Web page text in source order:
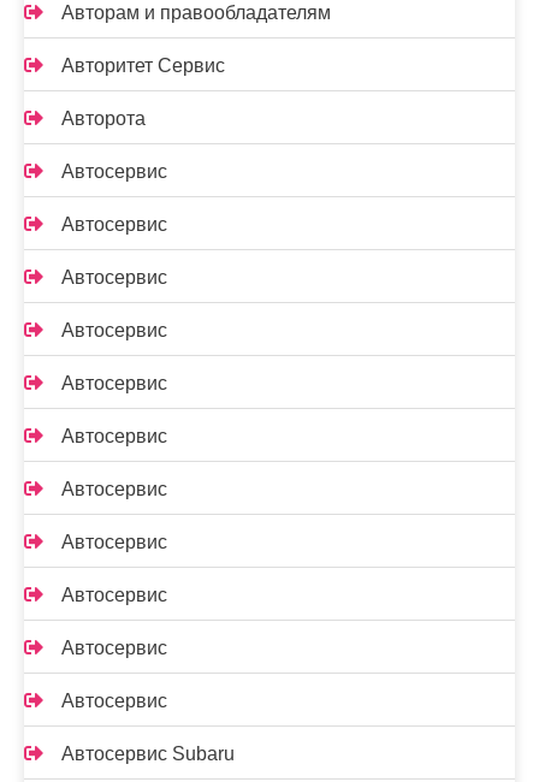
Авторам и правообладателям
Авторитет Сервис
Авторота
Автосервис
Автосервис
Автосервис
Автосервис
Автосервис
Автосервис
Автосервис
Автосервис
Автосервис
Автосервис
Автосервис
Автосервис Subaru